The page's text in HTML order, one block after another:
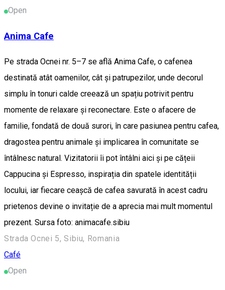
Open
Anima Cafe
Pe strada Ocnei nr. 5–7 se află Anima Cafe, o cafenea
destinată atât oamenilor, cât și patrupezilor, unde decorul
simplu în tonuri calde creează un spațiu potrivit pentru
momente de relaxare și reconectare. Este o afacere de
familie, fondată de două surori, în care pasiunea pentru cafea,
dragostea pentru animale și implicarea în comunitate se
întâlnesc natural. Vizitatorii îi pot întâlni aici și pe cățeii
Cappucina și Espresso, inspirația din spatele identității
locului, iar fiecare ceașcă de cafea savurată în acest cadru
prietenos devine o invitație de a aprecia mai mult momentul
prezent. Sursa foto: animacafe.sibiu
Strada Ocnei 5, Sibiu, Romania
Café
Open